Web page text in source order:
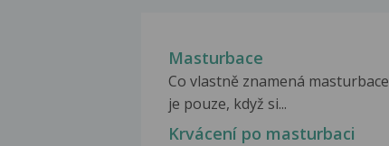
Masturbace
Co vlastně znamená
je pouze, když si...
Krvácení po masturbaci